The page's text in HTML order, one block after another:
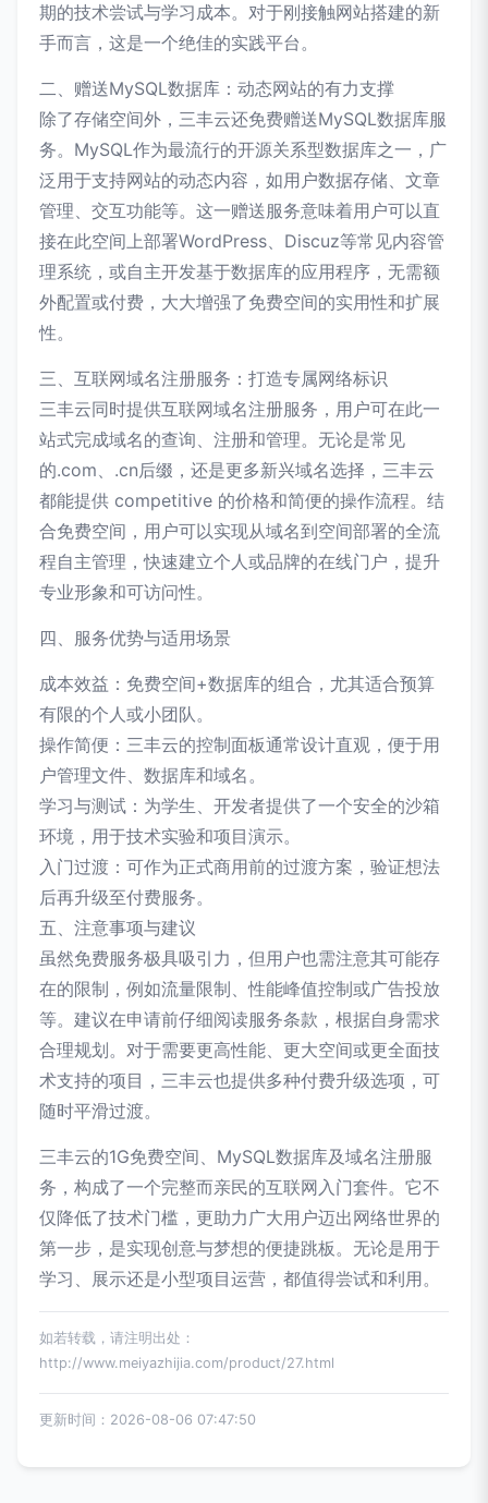
期的技术尝试与学习成本。对于刚接触网站搭建的新
手而言，这是一个绝佳的实践平台。
二、赠送MySQL数据库：动态网站的有力支撑
除了存储空间外，三丰云还免费赠送MySQL数据库服
务。MySQL作为最流行的开源关系型数据库之一，广
泛用于支持网站的动态内容，如用户数据存储、文章
管理、交互功能等。这一赠送服务意味着用户可以直
接在此空间上部署WordPress、Discuz等常见内容管
理系统，或自主开发基于数据库的应用程序，无需额
外配置或付费，大大增强了免费空间的实用性和扩展
性。
三、互联网域名注册服务：打造专属网络标识
三丰云同时提供互联网域名注册服务，用户可在此一
站式完成域名的查询、注册和管理。无论是常见
的.com、.cn后缀，还是更多新兴域名选择，三丰云
都能提供 competitive 的价格和简便的操作流程。结
合免费空间，用户可以实现从域名到空间部署的全流
程自主管理，快速建立个人或品牌的在线门户，提升
专业形象和可访问性。
四、服务优势与适用场景
成本效益：免费空间+数据库的组合，尤其适合预算
有限的个人或小团队。
操作简便：三丰云的控制面板通常设计直观，便于用
户管理文件、数据库和域名。
学习与测试：为学生、开发者提供了一个安全的沙箱
环境，用于技术实验和项目演示。
入门过渡：可作为正式商用前的过渡方案，验证想法
后再升级至付费服务。
五、注意事项与建议
虽然免费服务极具吸引力，但用户也需注意其可能存
在的限制，例如流量限制、性能峰值控制或广告投放
等。建议在申请前仔细阅读服务条款，根据自身需求
合理规划。对于需要更高性能、更大空间或更全面技
术支持的项目，三丰云也提供多种付费升级选项，可
随时平滑过渡。
三丰云的1G免费空间、MySQL数据库及域名注册服
务，构成了一个完整而亲民的互联网入门套件。它不
仅降低了技术门槛，更助力广大用户迈出网络世界的
第一步，是实现创意与梦想的便捷跳板。无论是用于
学习、展示还是小型项目运营，都值得尝试和利用。
如若转载，请注明出处：
http://www.meiyazhijia.com/product/27.html
更新时间：2026-08-06 07:47:50